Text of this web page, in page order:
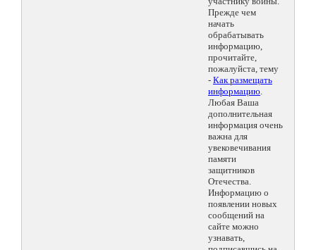
Прежде чем
начать
обрабатывать
информацию,
прочитайте,
пожалуйста, тему
- Как размещать
информацию.
Любая Ваша
дополнительная
информация очень
важна для
увековечивания
памяти
защитников
Отечества.
Информацию о
появлении новых
сообщений на
сайте можно
узнавать,